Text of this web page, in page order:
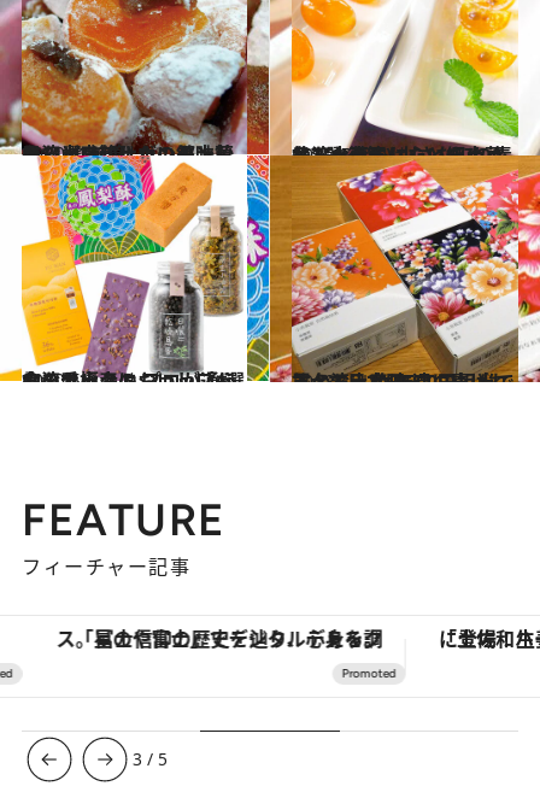
2020.4.30
台湾土産にしたい郷土菓子11選(前篇) ボンタン飴風など文句ナシの美味しさ
旅＆お出かけ 2020.5.28
台湾土産にしたい郷土菓子7選(後篇) 小さな町の素朴なお菓子に心ときめく
旅＆お出かけ
2020.5.3
台湾で極上のおいしいものを手土産に プロが通う食のセレクトショップ4選
旅＆お出かけ 2018.12.24
すべて日本円500円相当で買える！ 女友達に喜ばれる台湾土産BEST10
旅＆お出かけ
FEATURE
フィーチャー記事
「星のや富士」でデジタルデトックス。冨士信仰の歴史を辿り、心身を調える。
3 / 5